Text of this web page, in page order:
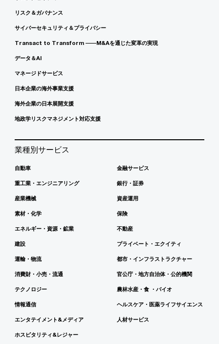
リスク＆ガバナンス
サイバーセキュリティ＆プライバシー
Transact to Transform ――M&Aを通じた変革の実現
データ＆AI
マネージドサービス
日本企業の海外事業支援
海外企業の日本展開支援
地政学リスクマネジメント対応支援
業種別サービス
自動車
重工業・エンジニアリング
産業機械
素材・化学
エネルギー・資源・鉱業
建設
運輸・物流
消費財・小売・流通
テクノロジー
情報通信
エンタテイメント&メディア
ホスピタリティ&レジャー
金融サービス
銀行・証券
資産運用
保険
不動産
プライベート・エクイティ
都市・インフラストラクチャー
官公庁・地方自治体・公的機関
農林水産・食 ・バイオ
ヘルスケア・医薬ライフサイエンス
人材サービス